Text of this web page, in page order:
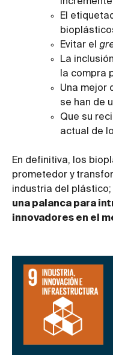
El
Evitar el
La
la compra
Una mejor
se han de
Que su
actual de
En definitiva, los
prometedor y
industria del plástico;
una palanca para
innovadores en el